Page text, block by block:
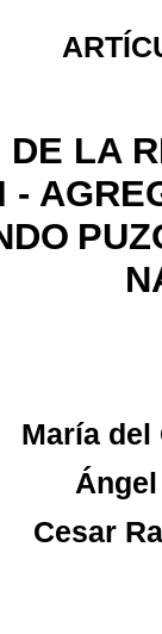
DE LA
-
María del
Cesar